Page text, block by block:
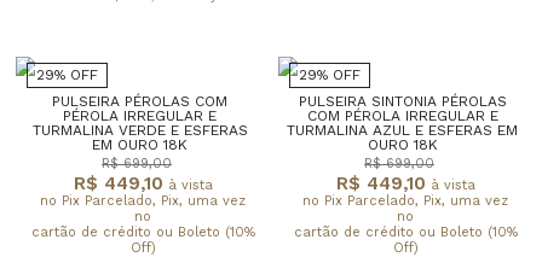
29% OFF
PULSEIRA PÉROLAS COM
PÉROLA IRREGULAR E
TURMALINA VERDE E ESFERAS
EM OURO 18K
R$ 449,10 à vista
no Pix Parcelado, Pix, uma vez
no
cartão de crédito ou Boleto (10%
Off)
R$ 699,00
29% OFF
PULSEIRA SINTONIA PÉROLAS
COM PÉROLA IRREGULAR E
TURMALINA AZUL E ESFERAS EM
OURO 18K
R$ 449,10 à vista
no Pix Parcelado, Pix, uma vez
no
cartão de crédito ou Boleto (10%
Off)
R$ 699,00